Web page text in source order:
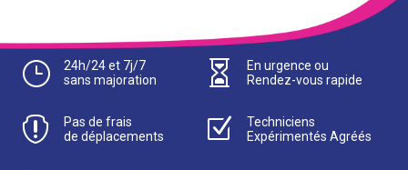
}
24h/24 et 7j/7
sans majoration

En urgence ou
Rendez-vous rapide

Pas de frais
de déplacements
Z
Techniciens
Expérimentés Agréés